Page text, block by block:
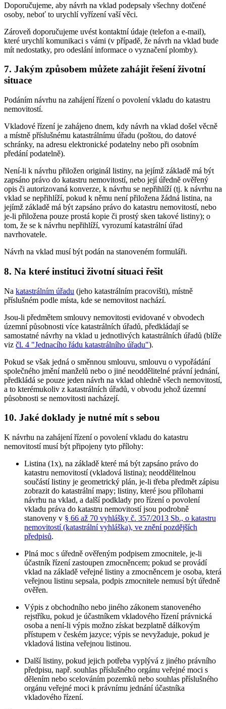
Doporučujeme, aby návrh na vklad podepsaly všechny dotčené
osoby, neboť to urychlí vyřízení vaší věci.
Zároveň doporučujeme uvést kontaktní údaje (telefon a e-mail),
které urychlí komunikaci s vámi (v případě, že návrh na vklad bude
mít nedostatky, pro odeslání informace o vyznačení plomby).
7. Jakým způsobem můžete zahájit řešení životní
situace
Podáním návrhu na zahájení řízení o povolení vkladu do katastru
nemovitostí.
Vkladové řízení je zahájeno dnem, kdy návrh na vklad došel věcně
a místně příslušnému katastrálnímu úřadu (poštou, do datové
schránky, na adresu elektronické podatelny nebo při osobním
předání podatelně).
Není-li k návrhu přiložen originál listiny, na jejímž základě má být
zapsáno právo do katastru nemovitostí, nebo její úředně ověřený
opis či autorizovaná konverze, k návrhu se nepřihlíží (tj. k návrhu na
vklad se nepřihlíží, pokud k němu není přiložena žádná listina, na
jejímž základě má být zapsáno právo do katastru nemovitostí, nebo
je-li přiložena pouze prostá kopie či prostý sken takové listiny); o
tom, že se k návrhu nepřihlíží, vyrozumí katastrální úřad
navrhovatele.
Návrh na vklad musí být podán na stanoveném formuláři.
8. Na které instituci životní situaci řešit
Na katastrálním úřadu (jeho katastrálním pracovišti), místně
příslušném podle místa, kde se nemovitost nachází.
Jsou-li předmětem smlouvy nemovitosti evidované v obvodech
územní působnosti více katastrálních úřadů, předkládají se
samostatné návrhy na vklad u jednotlivých katastrálních úřadů (blíže
viz čl. 4 "Jednacího řádu katastrálního úřadu").
Pokud se však jedná o směnnou smlouvu, smlouvu o vypořádání
společného jmění manželů nebo o jiné neoddělitelné právní jednání,
předkládá se pouze jeden návrh na vklad ohledně všech nemovitostí,
a to kterémukoliv z katastrálních úřadů, v obvodu jehož územní
působnosti se nemovitosti nacházejí.
10. Jaké doklady je nutné mít s sebou
K návrhu na zahájení řízení o povolení vkladu do katastru
nemovitostí musí být připojeny tyto přílohy:
Listina (1x), na základě které má být zapsáno právo do
katastru nemovitostí (vkladová listina); neoddělitelnou
součástí listiny je geometrický plán, je-li třeba předmět zápisu
zobrazit do katastrální mapy; listiny, které jsou přílohami
návrhu na vklad, a další podklady pro řízení o povolení
vkladu práva do katastru nemovitostí jsou podrobně
stanoveny v § 66 až 70 vyhlášky č. 357/2013 Sb., o katastru
nemovitostí (katastrální vyhláška), ve znění pozdějších
předpisů.
Plná moc s úředně ověřeným podpisem zmocnitele, je-li
účastník řízení zastoupen zmocněncem; pokud se provádí
vklad na základě veřejné listiny a zmocněncem je osoba, která
veřejnou listinu sepsala, podpis zmocnitele nemusí být úředně
ověřen.
Výpis z obchodního nebo jiného zákonem stanoveného
rejstříku, pokud je účastníkem vkladového řízení právnická
osoba a není-li výpis možno získat bezplatně dálkovým
přístupem v českém jazyce; výpis se nevyžaduje, pokud je
vkladová listina veřejnou listinou.
Další listiny, pokud jejich potřeba vyplývá z jiného právního
předpisu, např. souhlas příslušného orgánu veřejné moci s
dělením nebo scelováním pozemků nebo souhlas příslušného
orgánu veřejné moci k právnímu jednání účastníka
vkladového řízení.